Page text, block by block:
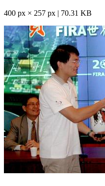
400 px × 257 px | 70.31 KB